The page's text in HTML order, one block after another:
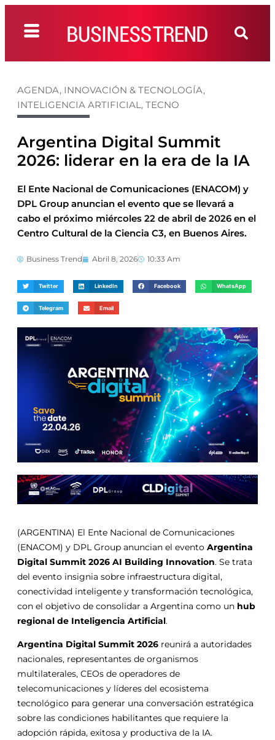
AGENDA, INNOVACIÓN & TECNOLOGÍA,
INTELIGENCIA ARTIFICIAL, TECNO
Argentina Digital Summit
2026: liderar en la era de la IA
El Ente Nacional de Comunicaciones (ENACOM) y
DPL Group anuncian el evento que se llevará a
cabo el próximo miércoles 22 de abril de 2026 en el
Centro Cultural de la Ciencia C3, en Buenos Aires.
Business Trend Abril 8, 2026 10:33 Am
Twitter LinkedIn Facebook WhatsApp
Telegram Email
(ARGENTINA) El Ente Nacional de Comunicaciones
(ENACOM) y DPL Group anuncian el evento Argentina
Digital Summit 2026 AI Building Innovation. Se trata
del evento insignia sobre infraestructura digital,
conectividad inteligente y transformación tecnológica,
con el objetivo de consolidar a Argentina como un hub
regional de Inteligencia Artificial.
Argentina Digital Summit 2026 reunirá a autoridades
nacionales, representantes de organismos
multilaterales, CEOs de operadores de
telecomunicaciones y líderes del ecosistema
tecnológico para generar una conversación estratégica
sobre las condiciones habilitantes que requiere la
adopción rápida, exitosa y productiva de la IA.